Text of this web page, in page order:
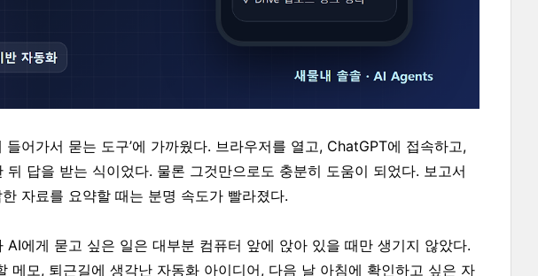
어가서 묻는 도구’에 가까웠다. 브라우저를 열고, ChatGPT에 접속하고,
답을 받는 식이었다. 물론 그것만으로도 충분히 도움이 되었다. 보고서
자료를 요약할 때는 분명 속도가 빨라졌다.
에게 묻고 싶은 일은 대부분 컴퓨터 앞에 앉아 있을 때만 생기지 않았다.
메모, 퇴근길에 생각난 자동화 아이디어, 다음 날 아침에 확인하고 싶은 자